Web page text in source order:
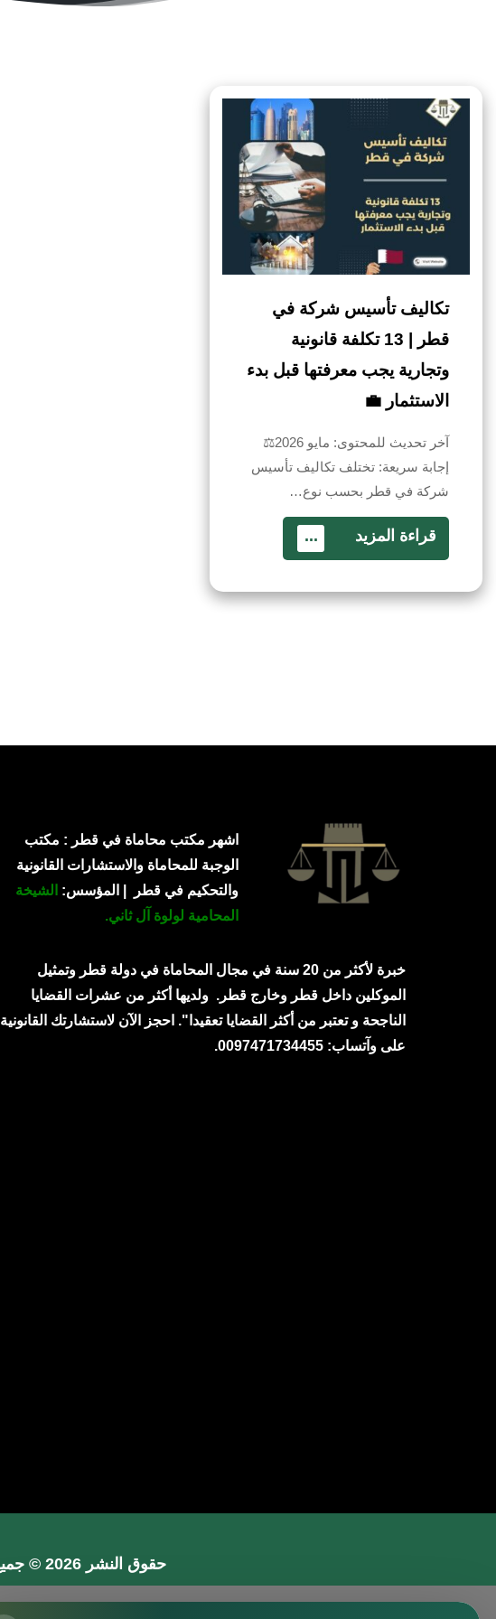
تكاليف تأسيس شركة في
قطر | 13 تكلفة قانونية
وتجارية يجب معرفتها قبل بدء
الاستثمار 💼
آخر تحديث للمحتوى: مايو 2026⚖️
إجابة سريعة: تختلف تكاليف تأسيس
شركة في قطر بحسب نوع…
قراءة المزيد ...
اشهر مكتب محاماة في قطر : مكتب
الوجبة للمحاماة والاستشارات القانونية
والتحكيم في قطر | المؤسس: الشيخة
المحامية لولوة آل ثاني.
خبرة لأكثر من 20 سنة في مجال المحاماة في دولة قطر وتمثيل
الموكلين داخل قطر وخارج قطر. ولديها أكثر من عشرات القضايا
الناجحة و تعتبر من أكثر القضايا تعقيدا". احجز الآن لاستشارتك القانونية
على وآتساب: 0097471734455.
حقوق النشر 2026 © جميع الحقوق محفوظة
محامي في جدة